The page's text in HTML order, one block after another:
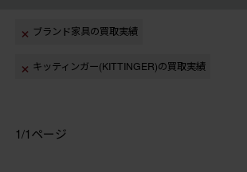
ブランド家具の買取実績
キッティンガー(KITTINGER)の買取実績
1/1ページ